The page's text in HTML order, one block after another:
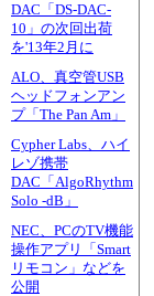
DAC「DS-DAC-
10」の次回出荷
を'13年2月に
ALO、真空管USB
ヘッドフォンアン
プ「The Pan Am」
Cypher Labs、ハイ
レゾ携帯
DAC「AlgoRhythm
Solo -dB」
NEC、PCのTV機能
操作アプリ「Smart
リモコン」などを
公開